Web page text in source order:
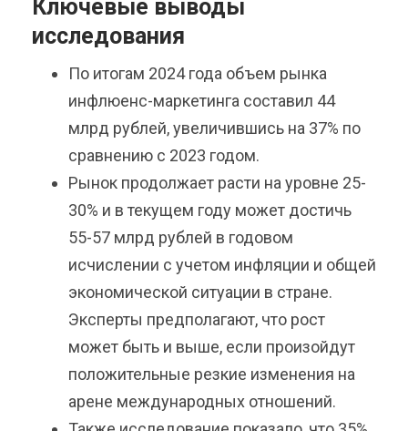
Ключевые выводы
исследования
По итогам 2024 года объем рынка
инфлюенс-маркетинга составил 44
млрд рублей, увеличившись на 37% по
сравнению с 2023 годом.
Рынок продолжает расти на уровне 25-
30% и в текущем году может достичь
55-57 млрд рублей в годовом
исчислении с учетом инфляции и общей
экономической ситуации в стране.
Эксперты предполагают, что рост
может быть и выше, если произойдут
положительные резкие изменения на
арене международных отношений.